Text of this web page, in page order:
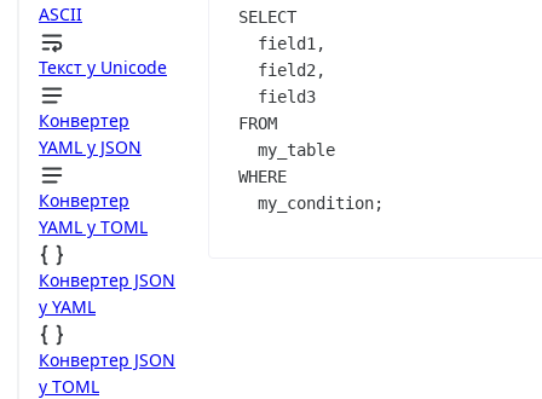
ASCII
Текст у Unicode
Конвертер
YAML у JSON
Конвертер
YAML у TOML
Конвертер JSON
у YAML
Конвертер JSON
у TOML
SELECT
  field1,
  field2,
FROM
WHERE
  my_condition;